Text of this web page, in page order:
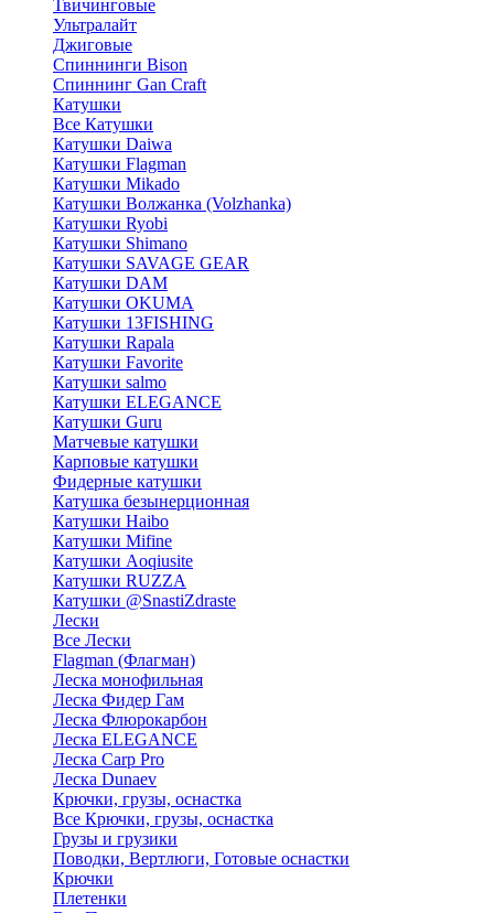
Твичинговые
Ультралайт
Джиговые
Спиннинги Bison
Спиннинг Gan Craft
Катушки
Все Катушки
Катушки Daiwa
Катушки Flagman
Катушки Mikado
Катушки Волжанка (Volzhanka)
Катушки Ryobi
Катушки Shimano
Катушки SAVAGE GEAR
Катушки DAM
Катушки OKUMA
Катушки 13FISHING
Катушки Rapala
Катушки Favorite
Катушки salmo
Катушки ELEGANCE
Катушки Guru
Матчевые катушки
Карповые катушки
Фидерные катушки
Катушка безынерционная
Катушки Haibo
Катушки Mifine
Катушки Aoqiusite
Катушки RUZZA
Катушки @SnastiZdraste
Лески
Все Лески
Flagman (Флагман)
Леска монофильная
Леска Фидер Гам
Леска Флюрокарбон
Леска ELEGANCE
Леска Carp Pro
Леска Dunaev
Крючки, грузы, оснастка
Все Крючки, грузы, оснастка
Грузы и грузики
Поводки, Вертлюги, Готовые оснастки
Крючки
Плетенки